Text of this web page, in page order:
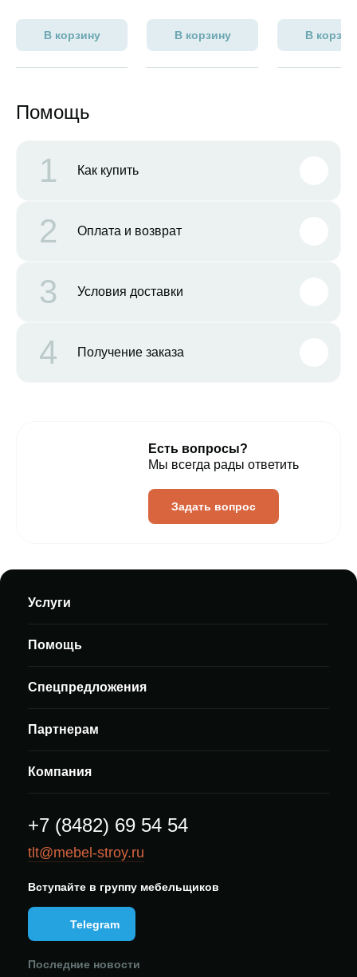
В корзину В корзину В
Помощь
1 Как купить
2 Оплата и возврат
3 Условия доставки
4 Получение заказа
Есть вопросы?
Мы всегда рады ответить
Задать вопрос
Услуги
Помощь
Спецпредложения
Партнерам
Компания
+7 (8482) 69 54 54
tlt@mebel-stroy.ru
Вступайте в группу мебельщиков
Telegram
Последние новости